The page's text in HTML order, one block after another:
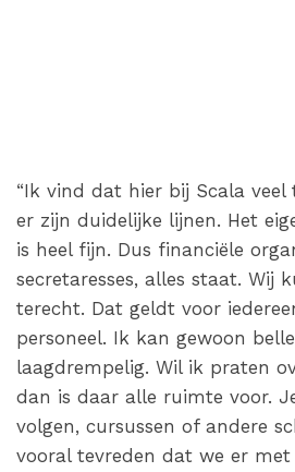
“Ik vind dat hier bij Scala veel
er zijn duidelijke lijnen. Het
is heel fijn. Dus financiële
secretaresses, alles staat. Wij
terecht. Dat geldt voor
personeel. Ik kan gewoon
laagdrempelig. Wil ik praten
dan is daar alle ruimte voor.
volgen, cursussen of andere
vooral tevreden dat we er